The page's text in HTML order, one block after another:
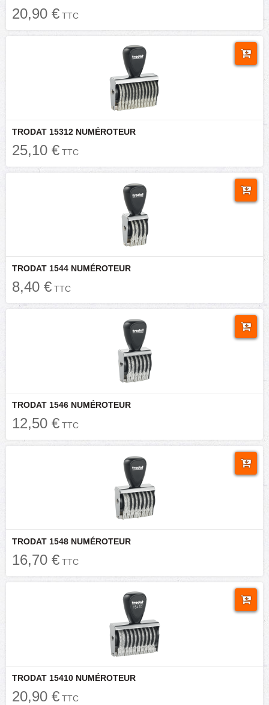
20,90 € TTC
TRODAT 15312 NUMÉROTEUR
25,10 € TTC
TRODAT 1544 NUMÉROTEUR
8,40 € TTC
TRODAT 1546 NUMÉROTEUR
12,50 € TTC
TRODAT 1548 NUMÉROTEUR
16,70 € TTC
TRODAT 15410 NUMÉROTEUR
20,90 € TTC